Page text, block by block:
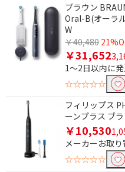
ブラウン
Oral-B(オーラ
W
￥40,480
￥31,652
1～2日以内に
☆☆☆☆☆
フィリップス
ーンプラス ブ
￥10,530
メーカーお取り
☆☆☆☆☆